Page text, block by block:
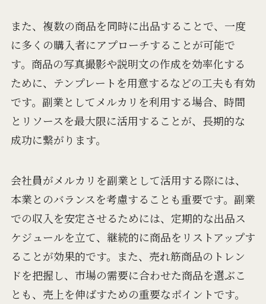
また、複数の商品を同時に出品することで、一度
に多くの購入者にアプローチすることが可能で
す。商品の写真撮影や説明文の作成を効率化する
ために、テンプレートを用意するなどの工夫も有効
です。副業としてメルカリを利用する場合、時間
とリソースを最大限に活用することが、長期的な
成功に繋がります。
会社員がメルカリを副業として活用する際には、
本業とのバランスを考慮することも重要です。副業
での収入を安定させるためには、定期的な出品ス
ケジュールを立て、継続的に商品をリストアップす
ることが効果的です。また、売れ筋商品のトレン
ドを把握し、市場の需要に合わせた商品を選ぶこ
とも、売上を伸ばすための重要なポイントです。